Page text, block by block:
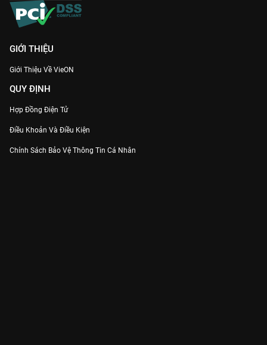
GIỚI THIỆU
Giới Thiệu Về VieON
QUY ĐỊNH
Hợp Đồng Điện Tử
Điều Khoản Và Điều Kiện
Chính Sách Bảo Vệ Thông Tin Cá Nhân